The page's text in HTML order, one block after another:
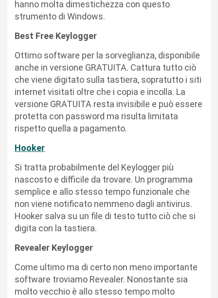
hanno molta dimestichezza con questo
strumento di Windows.
Best Free Keylogger
Ottimo software per la sorveglianza, disponibile
anche in versione GRATUITA. Cattura tutto ciò
che viene digitato sulla tastiera, sopratutto i siti
internet visitati oltre che i copia e incolla. La
versione GRATUITA resta invisibile e può essere
protetta con password ma risulta limitata
rispetto quella a pagamento.
Hooker
Si tratta probabilmente del Keylogger più
nascosto e difficile da trovare. Un programma
semplice e allo stesso tempo funzionale che
non viene notificato nemmeno dagli antivirus.
Hooker salva su un file di testo tutto ciò che si
digita con la tastiera.
Revealer Keylogger
Come ultimo ma di certo non meno importante
software troviamo Revealer. Nonostante sia
molto vecchio è allo stesso tempo molto